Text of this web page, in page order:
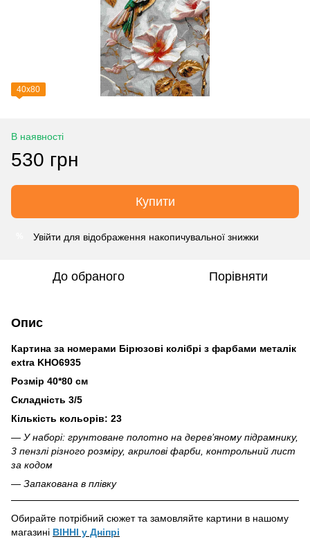
40х80
В наявності
530 грн
Купити
Увійти для відображення накопичувальної знижки
До обраного Порівняти
Опис
Картина за номерами Бірюзові колібрі з фарбами металік
extra KHO6935
Розмір 40*80 см
Складність 3/5
Кількість кольорів: 23
— У наборі: грунтоване полотно на дерев’яному підрамнику,
3 пензлі різного розміру, акрилові фарби, контрольний лист
за кодом
— Запакована в плівку
Обирайте потрібний сюжет та замовляйте картини в нашому
магазині ВІННІ у Дніпрі